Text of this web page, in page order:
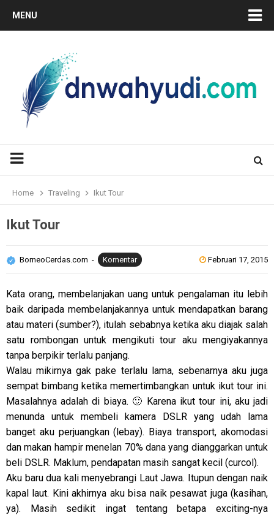
MENU
Home Traveling Ikut Tour
Ikut Tour
BorneoCerdas.com Februari 17, 2015
Komentar
Kata orang, membelanjakan uang untuk pengalaman itu lebih
baik daripada membelanjakannya untuk mendapatkan barang
atau materi (sumber?), itulah sebabnya ketika aku diajak salah
satu rombongan untuk mengikuti tour aku mengiyakannya
tanpa berpikir terlalu panjang.
Walau mikirnya gak pake terlalu lama, sebenarnya aku juga
sempat bimbang ketika memertimbangkan untuk ikut tour ini.
Masalahnya adalah di biaya. 🙂 Karena ikut tour ini, aku jadi
menunda untuk membeli kamera DSLR yang udah lama
banget aku perjuangkan (lebay). Biaya transport, akomodasi
dan makan hampir menelan 70% dana yang dianggarkan untuk
beli DSLR. Maklum, pendapatan masih sangat kecil (curcol).
Aku baru dua kali menyebrangi Laut Jawa. Itupun dengan naik
kapal laut. Kini akhirnya aku bisa naik pesawat juga (kasihan,
ya). Masih sedikit ingat tentang betapa exciting-nya